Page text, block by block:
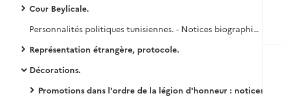
Cour Beylicale.
Personnalités politiques tunisiennes. - Notices biographiques et renseignements (par ordre alphabétique) (1950-1955). Anciens ministres tunisiens (mars 1954-novembre 1955).
Représentation étrangère, protocole.
Décorations.
Promotions dans l'ordre de la légion d'honneur : notices de propositions et décrets de promotion (renseignements soumis à la Grande Chancellerie).